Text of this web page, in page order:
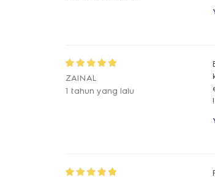
ZAINAL
1 tahun yang lalu
!